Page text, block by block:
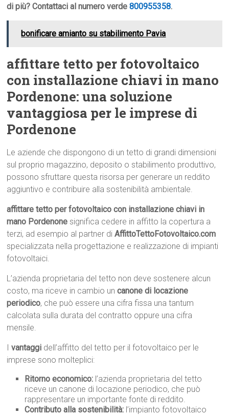
di più? Contattaci al numero verde800955358.
bonificare amianto su stabilimento Pavia
affittare tetto per fotovoltaico
con installazione chiavi in mano
Pordenone: una soluzione
vantaggiosa per le imprese di
Pordenone
Le aziende che dispongono di un tetto di grandi dimensioni
sul proprio magazzino, deposito o stabilimento produttivo,
possono sfruttare questa risorsa per generare un reddito
aggiuntivo e contribuire alla sostenibilità ambientale.
affittare tetto per fotovoltaico con installazione chiavi in
mano Pordenone significa cedere in affitto la copertura a
terzi, ad esempio al partner diAffittoTettoFotovoltaico.com
specializzata nella progettazione e realizzazione di impianti
fotovoltaici.
L’azienda proprietaria del tetto non deve sostenere alcun
costo, ma riceve in cambio uncanone di locazione
periodico, che può essere una cifra fissa una tantum
calcolata sulla durata del contratto oppure una cifra
mensile.
Ivantaggi dell’affitto del tetto per il fotovoltaico per le
imprese sono molteplici:
Ritorno economico: l’azienda proprietaria del tetto
riceve un canone di locazione periodico, che può
rappresentare un importante fonte di reddito.
Contributo alla sostenibilità: l’impianto fotovoltaico